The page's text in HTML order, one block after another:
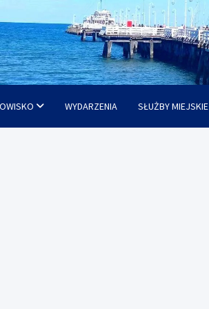
WYDARZENIA SŁUŻBY MIEJSKIE